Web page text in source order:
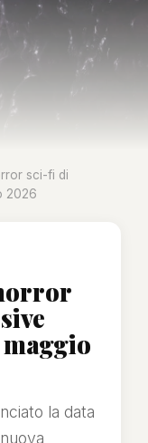
sci-fi di
2026
la data